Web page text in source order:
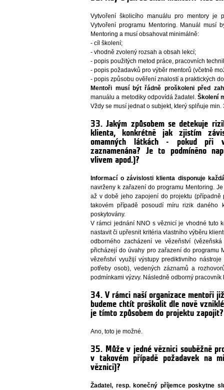
Vytvoření školicího manuálu pro mentory je
Vytvoření programu Mentoring. Manuál musí
Mentoring a musí obsahovat minimálně:
- cíl školení;
- vhodně zvolený rozsah a obsah lekcí;
- popis použitých metod práce, pracovních
- popis požadavků pro výběr mentorů (včetně
- popis způsobu ověření znalostí a praktických
Mentoři musí být řádně proškoleni před
manuálu a metodiky odpovídá žadatel.Školení
Vždy se musí jednat o subjekt, který splňuje min.
33. Jakým způsobem se detekuje
klienta, konkrétně jak zjistím
omamných látkách - pokud při
zaznamenána? Je to podmíněno
vlivem apod.)?
Informací o závislosti klienta disponuje
navrženy k zařazení do programu Mentoring.
až v době jeho zapojení do projektu
takovém případě posoudí míru rizik
poskytovány.
V rámci jednání NNO s věznicí je vhodné tuto
nastavit či upřesnit kritéria vlastního výběru
odborného zacházení ve vězeňství
přicházejí do úvahy pro zařazení do programu
vězeňství využijí výstupy prediktivního
potřeby osob), vedených záznamů a
podmínkami výzvy. Následně odborný
34. V rámci naší organizace mentoři
budeme chtít proškolit dle nově
je tímto způsobem do projektu zapojit?
Ano, toto je možné.
35. Může v jedné věznici souběžně
v takovém případě požadavek na
věznici)?
Žadatel, resp. konečný příjemce poskytne